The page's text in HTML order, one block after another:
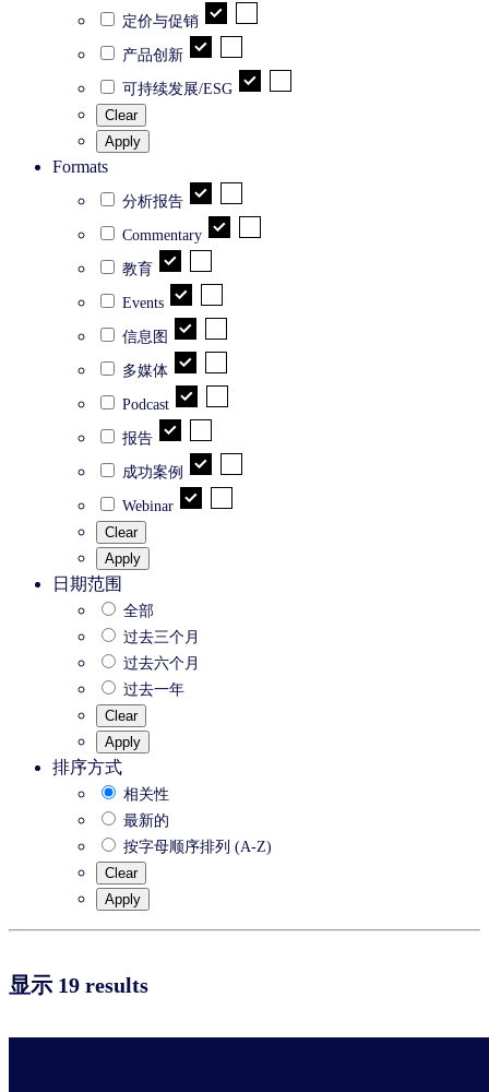
定价与促销
产品创新
可持续发展/ESG
Clear
Apply
Formats
分析报告
Commentary
教育
Events
信息图
多媒体
Podcast
报告
成功案例
Webinar
Clear
Apply
日期范围
全部
过去三个月
过去六个月
过去一年
Clear
Apply
排序方式
相关性
最新的
按字母顺序排列 (A-Z)
Clear
Apply
显示 19 results